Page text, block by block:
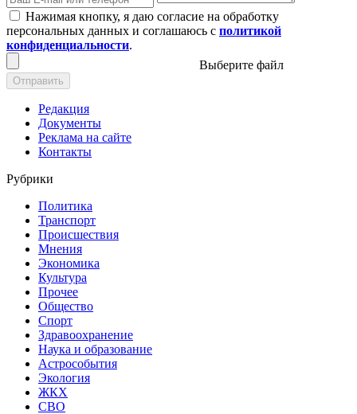
Нажимая кнопку, я даю согласие на обработку
персональных данных и соглашаюсь с политикой
конфиденциальности.
Выберите файл
Отправить
Редакция
Документы
Реклама на сайте
Контакты
Рубрики
Политика
Транспорт
Происшествия
Мнения
Экономика
Культура
Прочее
Общество
Спорт
Здравоохранение
Наука и образование
Астрособытия
Экология
ЖКХ
СВО